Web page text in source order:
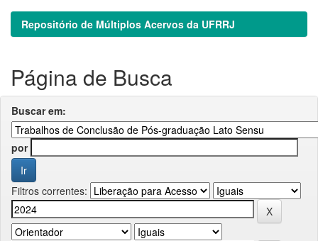
Repositório de Múltiplos Acervos da UFRRJ
Página de Busca
Buscar em:
por
Filtros correntes: